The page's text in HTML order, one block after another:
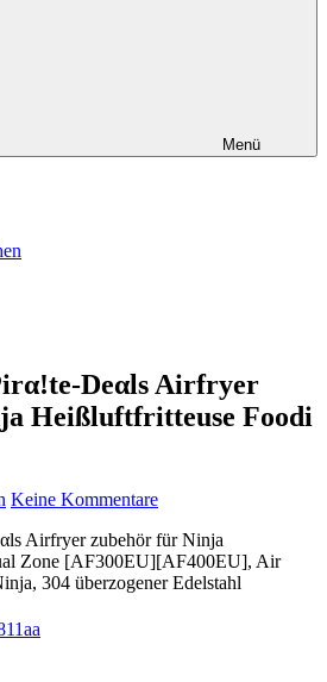
Menü
Dеαls Airfryer
Heißluftfritteuse Foodi
Keine Kommentare
Airfryer zubehör für Ninja
Zone [AF300EU][AF400EU], Air
304 überzogener Edelstahl